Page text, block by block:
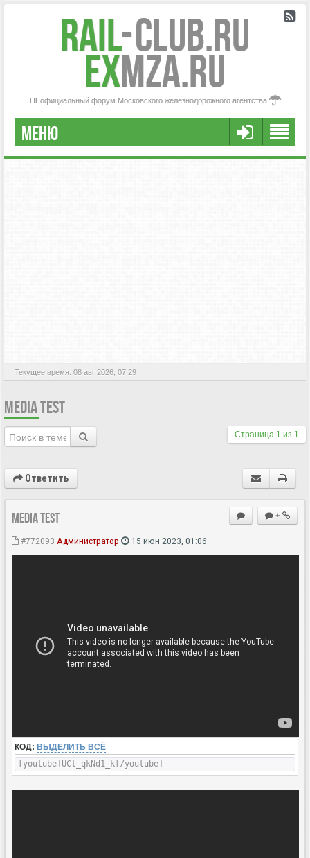
Rail-Club.RU
exMZA.RU
НЕофициальный форум Московского железнодорожного агентства
МЕНЮ
РЕГИСТРАЦИЯ
Текущее время: 08 авг 2026, 07:29
MEDIA TEST
Страница 1 из 1
Ответить
+
MEDIA Test
#772093 Администратор 15 июн 2023, 01:06
КОД: ВЫДЕЛИТЬ ВСЁ
[youtube]UCt_qkNd1_k[/youtube]